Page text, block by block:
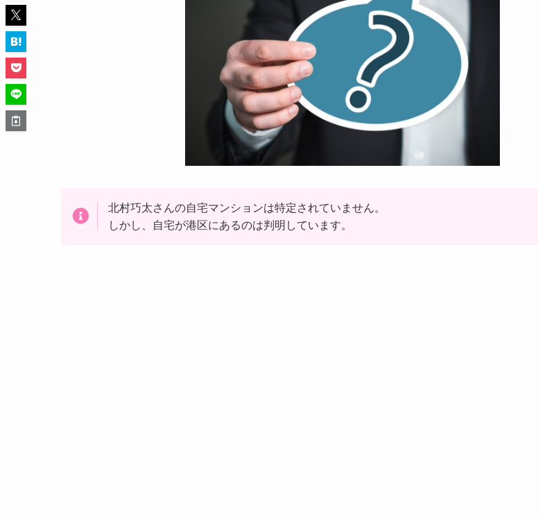
北村巧太さんの自宅マンションは特定されていません。
しかし、自宅が港区にあるのは判明しています。